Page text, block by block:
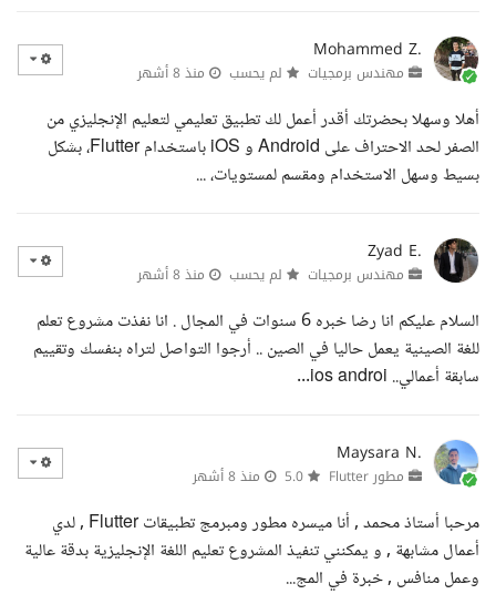
Mohammed Z.
مهندس برمجيات لم يحسب منذ 8 أشهر
أهلا وسهلا بحضرتك أقدر أعمل لك تطبيق تعليمي لتعليم الإنجليزي من
الصفر لحد الاحتراف على Android و iOS باستخدام Flutter، بشكل
بسيط وسهل الاستخدام ومقسم لمستويات، ...
Zyad E.
مهندس برمجيات لم يحسب منذ 8 أشهر
السلام عليكم انا رضا خبره 6 سنوات في المجال . انا نفذت مشروع تعلم
للغة الصينية يعمل حاليا في الصين .. أرجوا التواصل لتراه بنفسك وتقييم
سابقة أعمالي.. ios androi...
Maysara N.
مطور Flutter منذ 8 أشهر
مرحبا أستاذ محمد , أنا ميسره مطور ومبرمج تطبيقات Flutter , لدي
أعمال مشابهة , و يمكنني تنفيذ المشروع تعليم اللغة الإنجليزية بدقة عالية
وعمل منافس , خبرة في المج...